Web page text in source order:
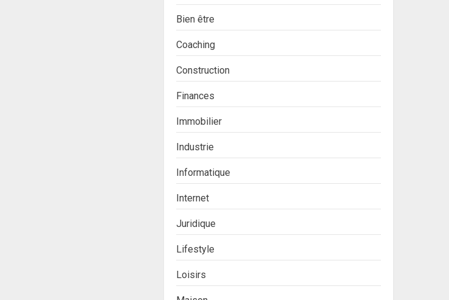
Bien être
Coaching
Construction
Finances
Immobilier
Industrie
Informatique
Internet
Juridique
Lifestyle
Loisirs